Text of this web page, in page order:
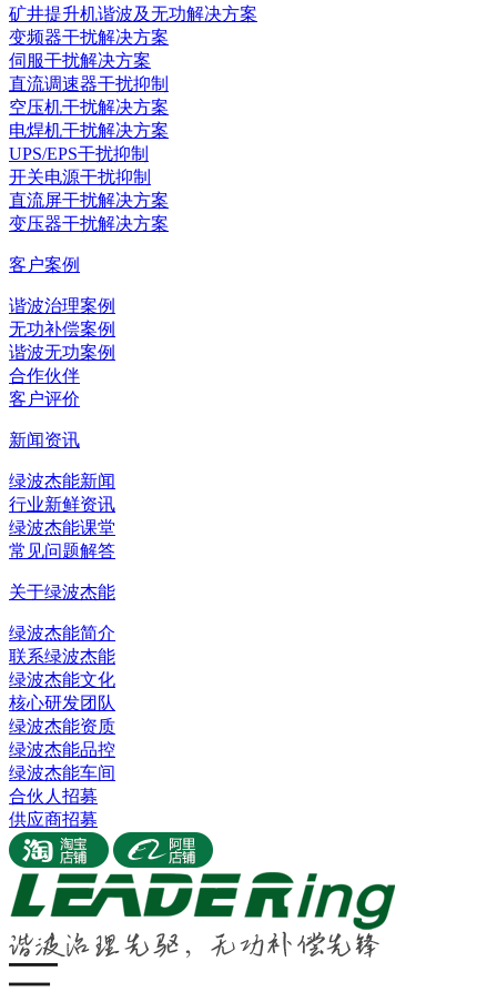
矿井提升机谐波及无功解决方案
变频器干扰解决方案
伺服干扰解决方案
直流调速器干扰抑制
空压机干扰解决方案
电焊机干扰解决方案
UPS/EPS干扰抑制
开关电源干扰抑制
直流屏干扰解决方案
变压器干扰解决方案
客户案例
谐波治理案例
无功补偿案例
谐波无功案例
合作伙伴
客户评价
新闻资讯
绿波杰能新闻
行业新鲜资讯
绿波杰能课堂
常见问题解答
关于绿波杰能
绿波杰能简介
联系绿波杰能
绿波杰能文化
核心研发团队
绿波杰能资质
绿波杰能品控
绿波杰能车间
合伙人招募
供应商招募